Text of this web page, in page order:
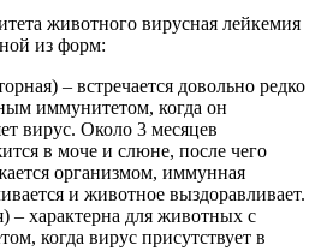
животного вирусная лейкемия
из форм:
– встречается довольно редко
иммунитетом, когда он
вирус. Около 3 месяцев
в моче и слюне, после чего
организмом, иммунная
и животное выздоравливает.
– характерна для животных с
когда вирус присутствует в